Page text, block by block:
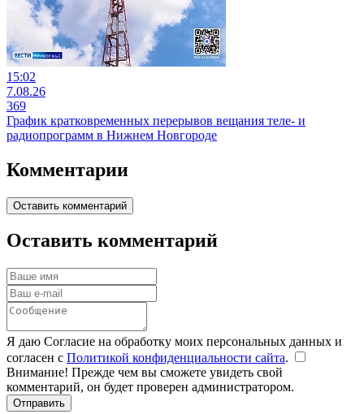
15:02
7.08.26
369
График кратковременных перерывов вещания теле- и
радиопрограмм в Нижнем Новгороде
Комментарии
Оставить комментарий
Оставить комментарий
Я даю Согласие на обработку моих персональных данных и
согласен с Политикой конфиденциальности сайта.
Внимание! Прежде чем вы сможете увидеть свой
комментарий, он будет проверен администратором.
Отправить